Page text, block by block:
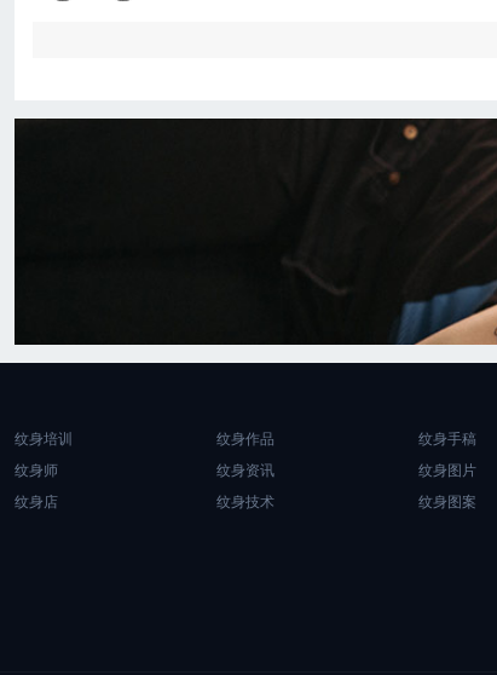
纹身培训
纹身师
纹身店
纹身作品
纹身资讯
纹身技术
纹身手稿
纹身图片
纹身图案